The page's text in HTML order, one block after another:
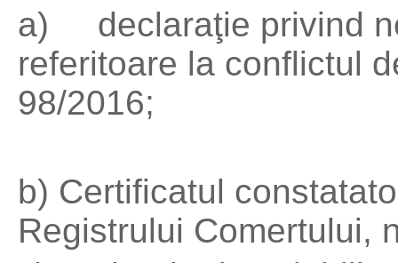
a) declaraţie privind
referitoare la conflictul
98/2016;
b) Certificatul
Registrului Comertului,